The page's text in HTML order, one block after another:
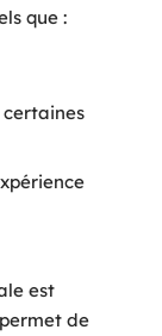
que :
est
de